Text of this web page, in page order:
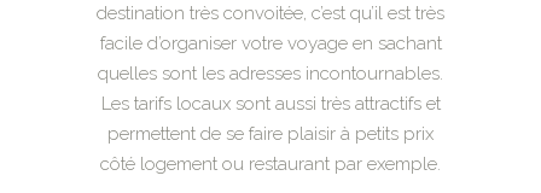
destination très convoitée, c’est qu’il est très
facile d’organiser votre voyage en sachant
quelles sont les adresses incontournables.
Les tarifs locaux sont aussi très attractifs et
permettent de se faire plaisir à petits prix
côté logement ou restaurant par exemple.